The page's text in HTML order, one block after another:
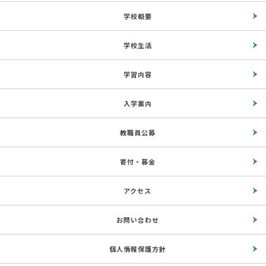
学校概要
学校生活
学習内容
入学案内
教職員公募
寄付・募金
アクセス
お問い合わせ
個人情報保護方針